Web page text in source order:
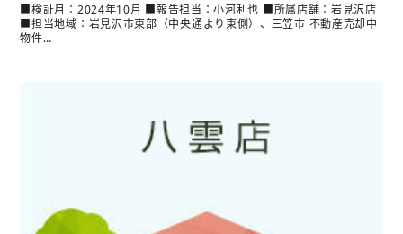
■検証月：2024年10月 ■報告担当：小河利也 ■所属店舗：岩見沢店
■担当地域：岩見沢市東部（中央通より東側）、三笠市 不動産売却中
物件…